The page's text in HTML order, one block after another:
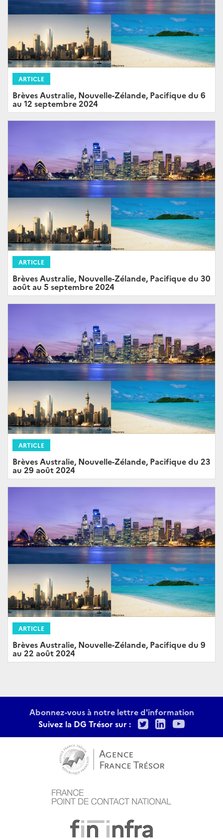
ARTICLE
Brèves Australie, Nouvelle-Zélande, Pacifique du 6
au 12 septembre 2024
ARTICLE
Brèves Australie, Nouvelle-Zélande, Pacifique du 30
août au 5 septembre 2024
ARTICLE
Brèves Australie, Nouvelle-Zélande, Pacifique du 23
au 29 août 2024
ARTICLE
Brèves Australie, Nouvelle-Zélande, Pacifique du 9
au 22 août 2024
Abonnez-vous à notre lettre d'information
Suivez la DG Trésor sur :
TwitterLinkedIn